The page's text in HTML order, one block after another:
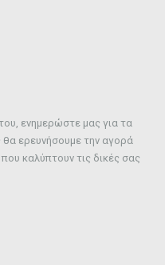
ενημερώστε μας για τα
θα ερευνήσουμε την αγορά
καλύπτουν τις δικές σας